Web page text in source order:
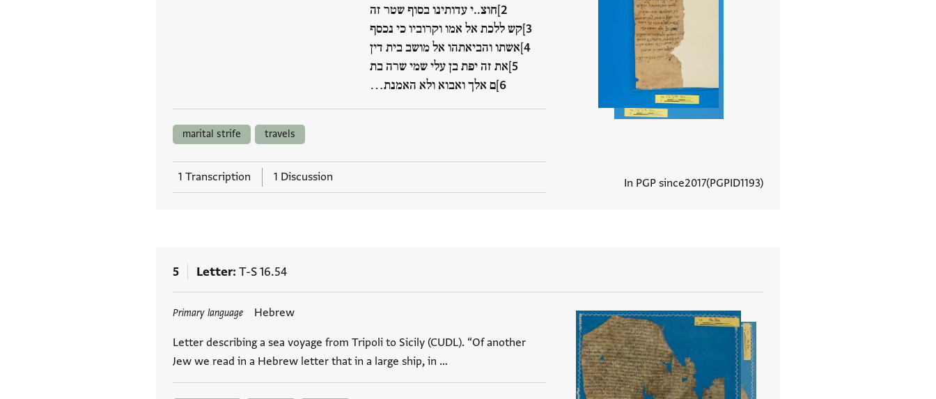
]חוצ..י עדותינו בסוף שטר זה
]קש ללכת אל אמו וקרוביו כי נכסף
]אשתו והביאתהו אל מושב בית דין
]את זה יפת בן עלי שמי שרה בת
]ם אלך ואבוא ולא האמנת…
marital strife travels
1 Transcription 1 Discussion In PGP since2017 PGPID1193
5 Letter T-S 16.54
Primary language Hebrew
Letter describing a sea voyage from Tripoli to Sicily (CUDL). “Of another
Jew we read in a Hebrew letter that in a large ship, in …
Tags